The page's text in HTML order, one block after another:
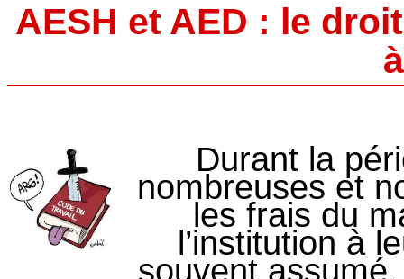
AESH et AED : le
Durant la
nombreuses et
les frais du
l’institution à
souvent